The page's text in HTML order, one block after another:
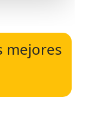
mejores